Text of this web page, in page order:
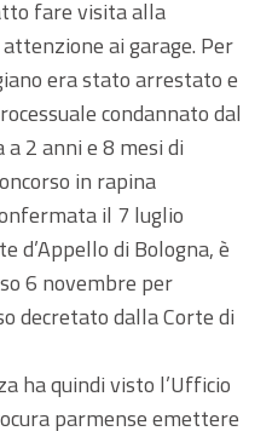
fare visita alla
ai garage. Per
era stato arrestato e
condannato dal
2 anni e 8 mesi di
in rapina
il 7 luglio
d’Appello di Bologna, è
6 novembre per
decretato dalla Corte di
ha quindi visto l’Ufficio
parmense emettere